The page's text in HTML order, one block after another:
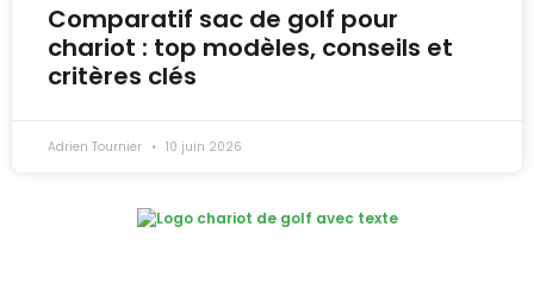
Comparatif sac de golf pour
chariot : top modèles, conseils et
critères clés
Adrien Tournier 10 juin 2026